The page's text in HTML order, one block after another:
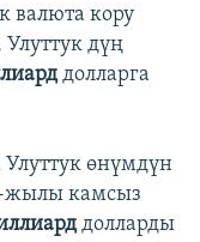
валюта кору
Улуттук дүң
долларга
өнүмдүн
жылы камсыз
долларды